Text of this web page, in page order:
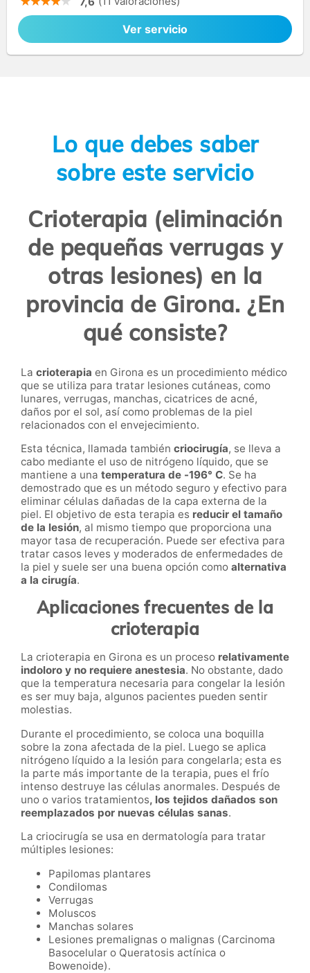
Ver servicio
Lo que debes saber
sobre este servicio
Crioterapia (eliminación
de pequeñas verrugas y
otras lesiones) en la
provincia de Girona. ¿En
qué consiste?
La crioterapia en Girona es un procedimiento médico
que se utiliza para tratar lesiones cutáneas, como
lunares, verrugas, manchas, cicatrices de acné,
daños por el sol, así como problemas de la piel
relacionados con el envejecimiento.
Esta técnica, llamada también criocirugía, se lleva a
cabo mediante el uso de nitrógeno líquido, que se
mantiene a una temperatura de -196° C. Se ha
demostrado que es un método seguro y efectivo para
eliminar células dañadas de la capa externa de la
piel. El objetivo de esta terapia es reducir el tamaño
de la lesión, al mismo tiempo que proporciona una
mayor tasa de recuperación. Puede ser efectiva para
tratar casos leves y moderados de enfermedades de
la piel y suele ser una buena opción como alternativa
a la cirugía.
Aplicaciones frecuentes de la
crioterapia
La crioterapia en Girona es un proceso relativamente
indoloro y no requiere anestesia. No obstante, dado
que la temperatura necesaria para congelar la lesión
es ser muy baja, algunos pacientes pueden sentir
molestias.
Durante el procedimiento, se coloca una boquilla
sobre la zona afectada de la piel. Luego se aplica
nitrógeno líquido a la lesión para congelarla; esta es
la parte más importante de la terapia, pues el frío
intenso destruye las células anormales. Después de
uno o varios tratamientos, los tejidos dañados son
reemplazados por nuevas células sanas.
La criocirugía se usa en dermatología para tratar
múltiples lesiones:
Papilomas plantares
Condilomas
Verrugas
Moluscos
Manchas solares
Lesiones premalignas o malignas (Carcinoma
Basocelular o Queratosis actínica o
Bowenoide).